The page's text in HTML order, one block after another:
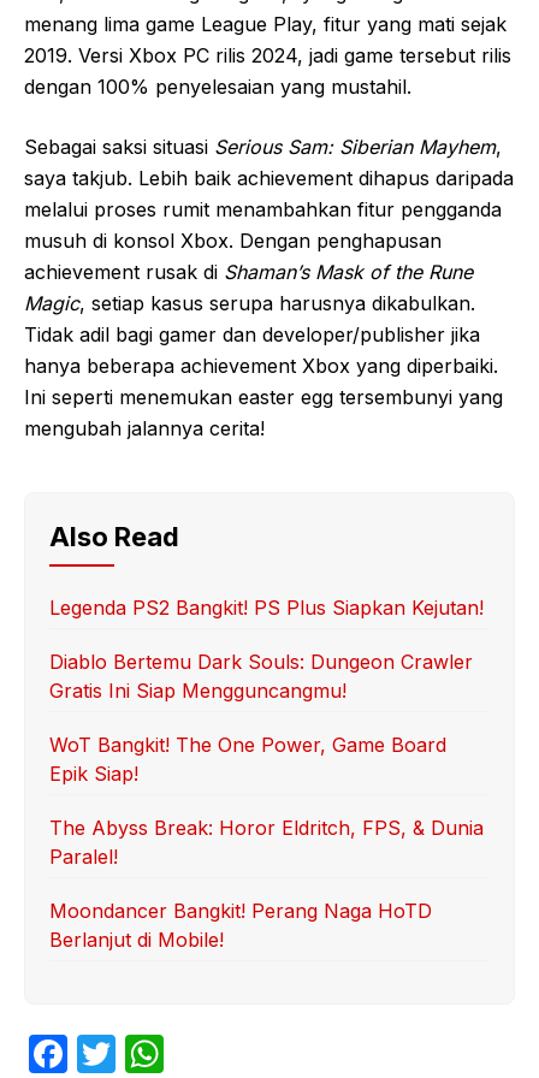
menang lima game League Play, fitur yang mati sejak
2019. Versi Xbox PC rilis 2024, jadi game tersebut rilis
dengan 100% penyelesaian yang mustahil.
Sebagai saksi situasi Serious Sam: Siberian Mayhem,
saya takjub. Lebih baik achievement dihapus daripada
melalui proses rumit menambahkan fitur pengganda
musuh di konsol Xbox. Dengan penghapusan
achievement rusak di Shaman’s Mask of the Rune
Magic, setiap kasus serupa harusnya dikabulkan.
Tidak adil bagi gamer dan developer/publisher jika
hanya beberapa achievement Xbox yang diperbaiki.
Ini seperti menemukan easter egg tersembunyi yang
mengubah jalannya cerita!
Also Read
Legenda PS2 Bangkit! PS Plus Siapkan Kejutan!
Diablo Bertemu Dark Souls: Dungeon Crawler
Gratis Ini Siap Mengguncangmu!
WoT Bangkit! The One Power, Game Board
Epik Siap!
The Abyss Break: Horor Eldritch, FPS, & Dunia
Paralel!
Moondancer Bangkit! Perang Naga HoTD
Berlanjut di Mobile!
F
T